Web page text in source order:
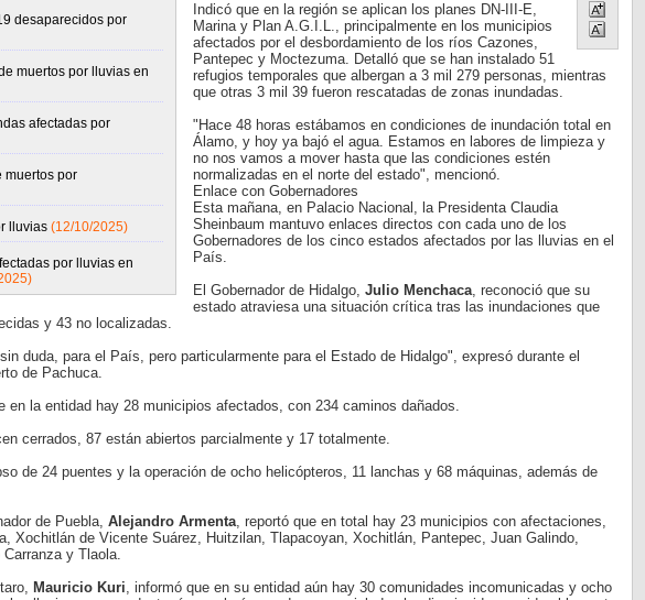
desaparecidos por
muertos por lluvias en
afectadas por
muertos por
lluvias (12/10/2025)
por lluvias en
Indicó que en la región se aplican los planes DN-III-E,
Marina y Plan A.G.I.L., principalmente en los municipios
afectados por el desbordamiento de los ríos Cazones,
Pantepec y Moctezuma. Detalló que se han instalado 51
refugios temporales que albergan a 3 mil 279 personas, mientras
que otras 3 mil 39 fueron rescatadas de zonas inundadas.
"Hace 48 horas estábamos en condiciones de inundación total en
Álamo, y hoy ya bajó el agua. Estamos en labores de limpieza y
no nos vamos a mover hasta que las condiciones estén
normalizadas en el norte del estado", mencionó.
Enlace con Gobernadores
Esta mañana, en Palacio Nacional, la Presidenta Claudia
Sheinbaum mantuvo enlaces directos con cada uno de los
Gobernadores de los cinco estados afectados por las lluvias en el
País.
El Gobernador de Hidalgo, Julio Menchaca, reconoció que su
estado atraviesa una situación crítica tras las inundaciones que
y 43 no localizadas.
duda, para el País, pero particularmente para el Estado de Hidalgo", expresó durante el
de Pachuca.
en la entidad hay 28 municipios afectados, con 234 caminos dañados.
cerrados, 87 están abiertos parcialmente y 17 totalmente.
de 24 puentes y la operación de ocho helicópteros, 11 lanchas y 68 máquinas, además de
de Puebla, Alejandro Armenta, reportó que en total hay 23 municipios con afectaciones,
Xochitlán de Vicente Suárez, Huitzilan, Tlapacoyan, Xochitlán, Pantepec, Juan Galindo,
y Tlaola.
Mauricio Kuri, informó que en su entidad aún hay 30 comunidades incomunicadas y ocho